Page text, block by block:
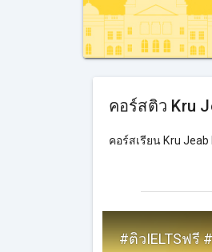
คอร์สติว Kru
คอร์สเรียน Kru Jeab